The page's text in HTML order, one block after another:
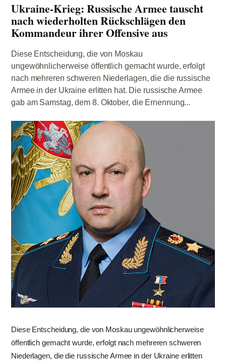
Ukraine-Krieg: Russische Armee tauscht
nach wiederholten Rückschlägen den
Kommandeur ihrer Offensive aus
Diese Entscheidung, die von Moskau
ungewöhnlicherweise öffentlich gemacht wurde, erfolgt
nach mehreren schweren Niederlagen, die die russische
Armee in der Ukraine erlitten hat. Die russische Armee
gab am Samstag, dem 8. Oktober, die Ernennung...
Diese Entscheidung, die von Moskau ungewöhnlicherweise
öffentlich gemacht wurde, erfolgt nach mehreren schweren
Niederlagen, die die russische Armee in der Ukraine erlitten